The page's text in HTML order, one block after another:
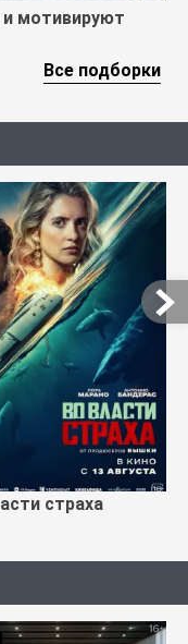
мотивируют
Все подборки
страха